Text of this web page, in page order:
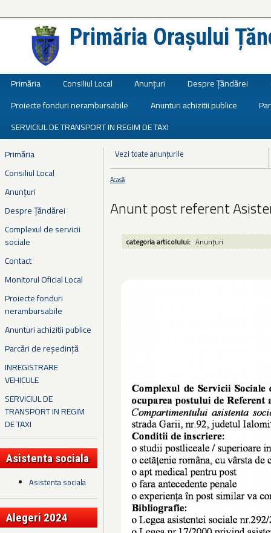
Primăria Orașului
Primăria Consiliul Local Anunțuri Despre Țăndărei
Proiecte fonduri nerambursabile
Anunturi achizitii publice
SERVICIUL DE TRANSPORT IN REGIM DE TAXI
Primăria
Consiliul Local
Anunțuri
Despre Țăndărei
Complexul de servicii
sociale
Contact
Monitorul Oficial Local
Proiecte fonduri
nerambursabile
Anunturi achizitii publice
Parcări de reședință
INREGISTRARE
VEHICULE
SERVICIUL DE
TRANSPORT IN REGIM
DE TAXI
Asistenta sociala
Asistenta sociala
Alegeri 2024
Vezi toate anunțurile
Eşti aici
Acasă
Anunt post referent
categoria articolului: Anunțuri